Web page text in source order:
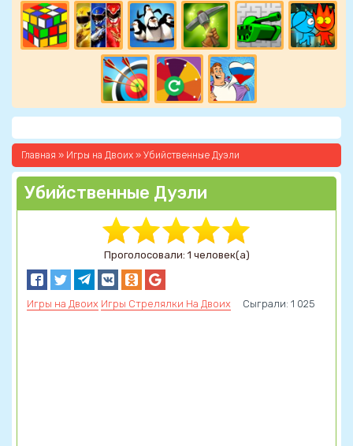
Главная » Игры на Двоих » Убийственные Дуэли
Убийственные Дуэли
Проголосовали: 1 человек(а)
Игры на Двоих Игры Стрелялки На Двоих Сыграли: 1 025